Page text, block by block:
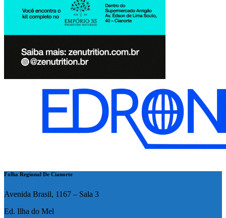
Folha Regional De Cianorte
Avenida Brasil, 1167 – Sala 3
Ed. Ilha do Mel